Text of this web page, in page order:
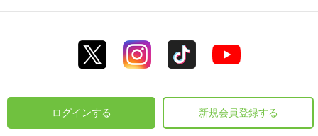
ログインする 新規会員登録する